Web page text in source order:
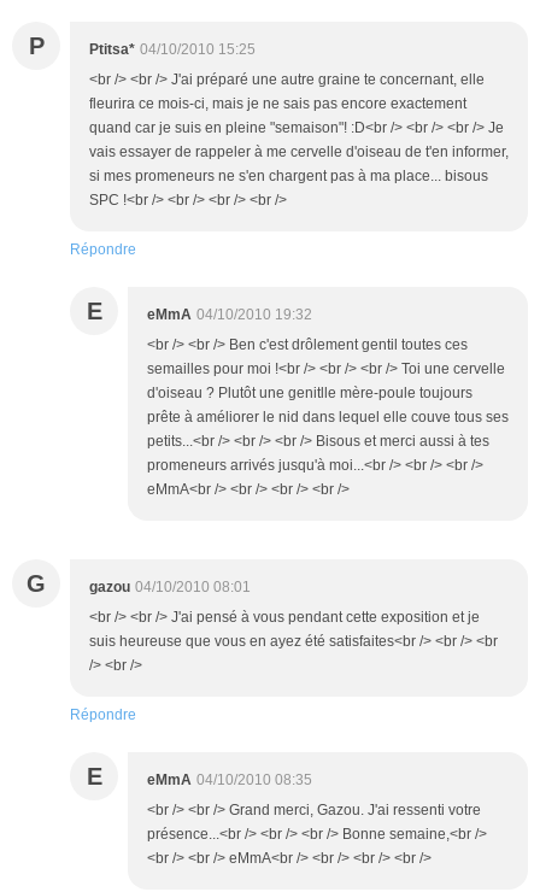
P Ptitsa* 04/10/2010 15:25
<br /> <br /> J'ai préparé une autre graine te concernant, elle
fleurira ce mois-ci, mais je ne sais pas encore exactement
quand car je suis en pleine "semaison"! :D<br /> <br /> <br /> Je
vais essayer de rappeler à me cervelle d'oiseau de t'en informer,
si mes promeneurs ne s'en chargent pas à ma place... bisous
SPC !<br /> <br /> <br /> <br />
Répondre
E eMmA 04/10/2010 19:32
<br /> <br /> Ben c'est drôlement gentil toutes ces
semailles pour moi !<br /> <br /> <br /> Toi une cervelle
d'oiseau ? Plutôt une genitlle mère-poule toujours
prête à améliorer le nid dans lequel elle couve tous ses
petits...<br /> <br /> <br /> Bisous et merci aussi à tes
promeneurs arrivés jusqu'à moi...<br /> <br /> <br />
eMmA<br /> <br /> <br /> <br />
G gazou 04/10/2010 08:01
<br /> <br /> J'ai pensé à vous pendant cette exposition et je
suis heureuse que vous en ayez été satisfaites<br /> <br /> <br
/> <br />
Répondre
E eMmA 04/10/2010 08:35
<br /> <br /> Grand merci, Gazou. J'ai ressenti votre
présence...<br /> <br /> <br /> Bonne semaine,<br />
<br /> <br /> eMmA<br /> <br /> <br /> <br />